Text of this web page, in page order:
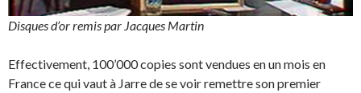
Disques d’or remis par Jacques Martin
Effectivement, 100’000 copies sont vendues en un mois en
France ce qui vaut à Jarre de se voir remettre son premier